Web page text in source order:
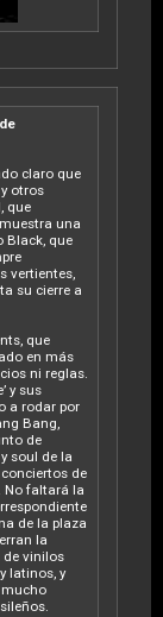
claro que
otros
que
una
Black, que
vertientes,
su cierre a
que
en más
ni reglas.
y sus
a rodar por
Bang,
de
soul de la
de
No faltará la
de la plaza
la
de vinilos
latinos, y
mucho